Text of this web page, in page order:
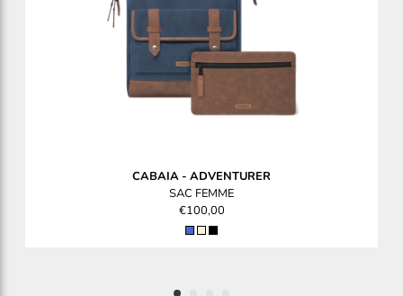
CABAIA- ADVENTURER
SAC FEMME
€100,00